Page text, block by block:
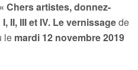
Chers artistes, donnez-
II, III et IV. Le vernissagede
le mardi 12 novembre 2019